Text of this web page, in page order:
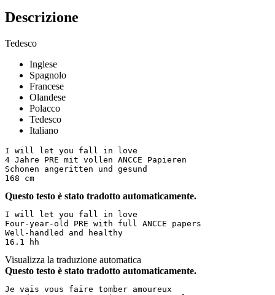
Descrizione
Tedesco
Inglese
Spagnolo
Francese
Olandese
Polacco
Tedesco
Italiano
I will let you fall in love
4 Jahre PRE mit vollen ANCCE Papieren
Schonen angeritten und gesund
168 cm
Questo testo è stato tradotto automaticamente.
I will let you fall in love
Four-year-old PRE with full ANCCE papers
Well-handled and healthy
16.1 hh
Visualizza la traduzione automatica
Questo testo è stato tradotto automaticamente.
Je vais vous faire tomber amoureux